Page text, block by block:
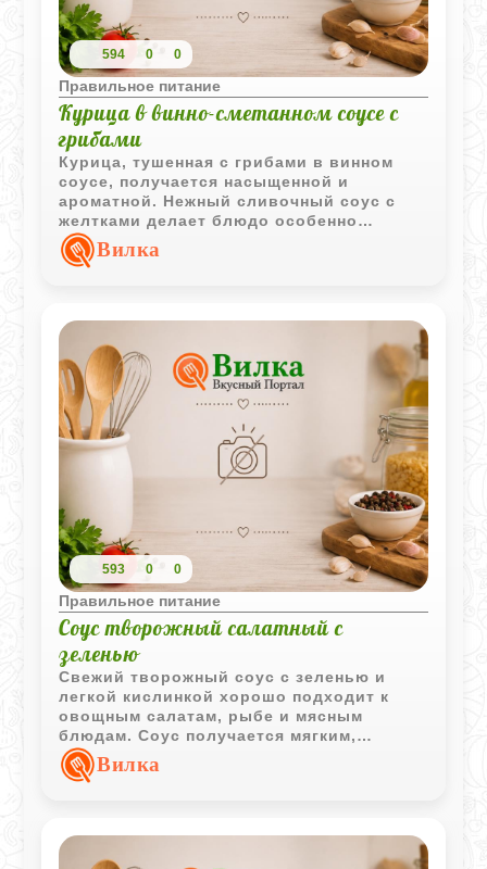
594 0 0
Правильное питание
Курица в винно-сметанном соусе с
грибами
Курица, тушенная с грибами в винном
соусе, получается насыщенной и
ароматной. Нежный сливочный соус с
желтками делает блюдо особенно
выразительным и хорошо подходит для
праздничного ужина.
Вилка
593 0 0
Правильное питание
Соус творожный салатный с
зеленью
Свежий творожный соус с зеленью и
легкой кислинкой хорошо подходит к
овощным салатам, рыбе и мясным
блюдам. Соус получается мягким,
ароматным и очень простым в
приготовлении.
Вилка